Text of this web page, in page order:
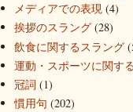
メディアでの表現 (4)
挨拶のスラング (28)
飲食に関するスラング
運動・スポーツに関す
冠詞 (1)
慣用句 (202)